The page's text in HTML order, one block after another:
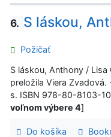
6. S láskou,
Požičať
S láskou, Anthony /
preložila Viera Zvadová.
s. ISBN 978-80-8103-
voľnom výbere 4]
Do košíka